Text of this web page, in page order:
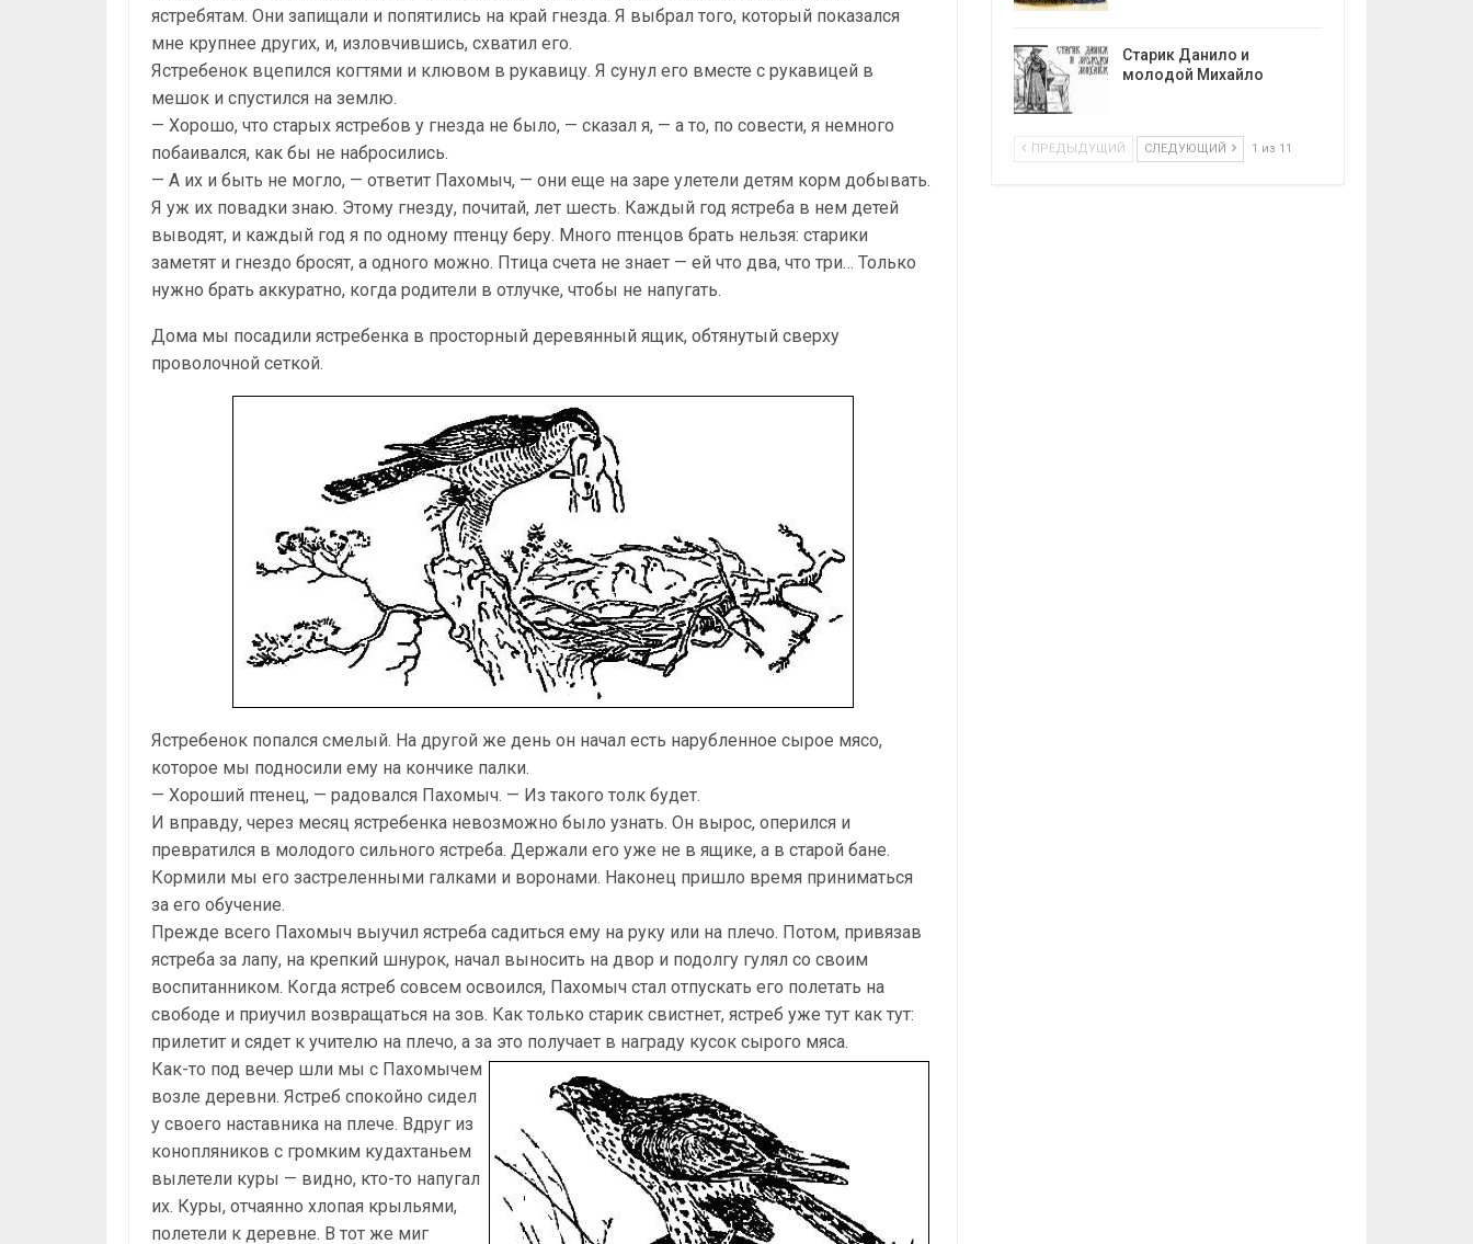
ястребятам. Они запищали и попятились на край гнезда. Я выбрал того, который показался
мне крупнее других, и, изловчившись, схватил его.
Ястребенок вцепился когтями и клювом в рукавицу. Я сунул его вместе с рукавицей в
мешок и спустился на землю.
— Хорошо, что старых ястребов у гнезда не было, — сказал я, — а то, по совести, я немного
побаивался, как бы не набросились.
— А их и быть не могло, — ответит Пахомыч, — они еще на заре улетели детям корм добывать.
Я уж их повадки знаю. Этому гнезду, почитай, лет шесть. Каждый год ястреба в нем детей
выводят, и каждый год я по одному птенцу беру. Много птенцов брать нельзя: старики
заметят и гнездо бросят, а одного можно. Птица счета не знает — ей что два, что три… Только
нужно брать аккуратно, когда родители в отлучке, чтобы не напугать.
Дома мы посадили ястребенка в просторный деревянный ящик, обтянутый сверху
проволочной сеткой.
Ястребенок попался смелый. На другой же день он начал есть нарубленное сырое мясо,
которое мы подносили ему на кончике палки.
— Хороший птенец, — радовался Пахомыч. — Из такого толк будет.
И вправду, через месяц ястребенка невозможно было узнать. Он вырос, оперился и
превратился в молодого сильного ястреба. Держали его уже не в ящике, а в старой бане.
Кормили мы его застреленными галками и воронами. Наконец пришло время приниматься
за его обучение.
Прежде всего Пахомыч выучил ястреба садиться ему на руку или на плечо. Потом, привязав
ястреба за лапу, на крепкий шнурок, начал выносить на двор и подолгу гулял со своим
воспитанником. Когда ястреб совсем освоился, Пахомыч стал отпускать его полетать на
свободе и приучил возвращаться на зов. Как только старик свистнет, ястреб уже тут как тут:
прилетит и сядет к учителю на плечо, а за это получает в награду кусок сырого мяса.
Как-то под вечер шли мы с Пахомычем
возле деревни. Ястреб спокойно сидел
у своего наставника на плече. Вдруг из
конопляников с громким кудахтаньем
вылетели куры — видно, кто-то напугал
их. Куры, отчаянно хлопая крыльями,
полетели к деревне. В тот же миг
Старик Данило и
молодой Михайло
ПРЕДЫДУЩИЙ СЛЕДУЮЩИЙ 1 из 11